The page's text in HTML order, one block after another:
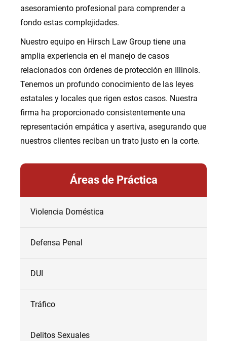
asesoramiento profesional para comprender a
fondo estas complejidades.
Nuestro equipo en Hirsch Law Group tiene una
amplia experiencia en el manejo de casos
relacionados con órdenes de protección en Illinois.
Tenemos un profundo conocimiento de las leyes
estatales y locales que rigen estos casos. Nuestra
firma ha proporcionado consistentemente una
representación empática y asertiva, asegurando que
nuestros clientes reciban un trato justo en la corte.
Áreas de Práctica
Violencia Doméstica
Defensa Penal
DUI
Tráfico
Delitos Sexuales